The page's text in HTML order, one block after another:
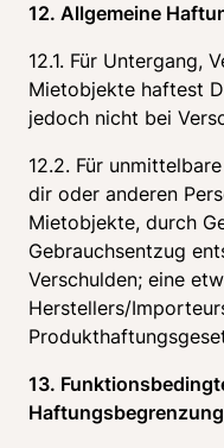
12. Allgemeine
12.1. Für Untergang,
Mietobjekte haftest
jedoch nicht bei
12.2. Für
dir oder anderen
Mietobjekte, durch
Gebrauchsentzug
Verschulden; eine
Herstellers/
13.